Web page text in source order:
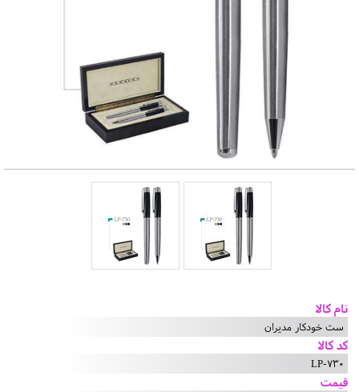
نام کالا
ست خودکار مدیران
کد کالا
LP-730
قیمت